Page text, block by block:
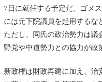
7日に就任する予定だ。ゴメ
には元下院議員を起用するな
ただし、同氏の政治勢力は議
野党や中道勢力との協力が政
新政権は財政再建に加え、治